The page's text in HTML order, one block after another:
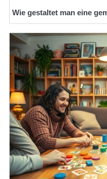
Wie gestaltet man eine